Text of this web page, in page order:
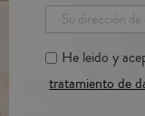
He leido y
tratamiento de